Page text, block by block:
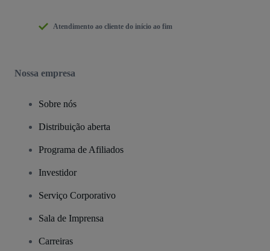
Atendimento ao cliente do início ao fim
Nossa empresa
Sobre nós
Distribuição aberta
Programa de Afiliados
Investidor
Serviço Corporativo
Sala de Imprensa
Carreiras